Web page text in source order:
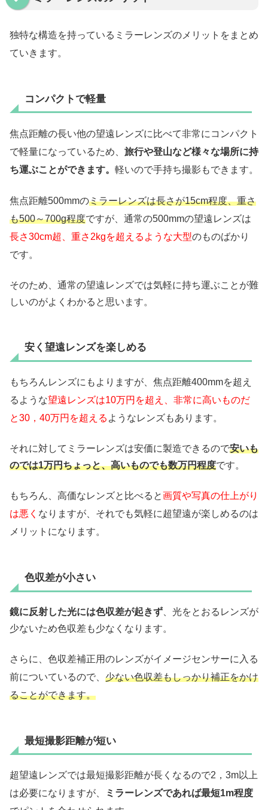
独特な構造を持っているミラーレンズのメリットをまとめ
ていきます。
コンパクトで軽量
焦点距離の長い他の望遠レンズに比べて非常にコンパクト
で軽量になっているため、 旅行や登山など様々な場所に持
ち運ぶことができます。 軽いので手持ち撮影もできます。
焦点距離500mmのミラーレンズは長さが15cm程度、重さ
も500～700g程度ですが、通常の500mmの望遠レンズは
長さ30cm超、重さ2kgを超えるような大型のものばかり
です。
そのため、通常の望遠レンズでは気軽に持ち運ぶことが難
しいのがよくわかると思います。
安く望遠レンズを楽しめる
もちろんレンズにもよりますが、焦点距離400mmを超え
るような望遠レンズは10万円を超え、非常に高いものだ
と30，40万円を超える ようなレンズもあります。
それに対してミラーレンズは安価に製造できるので安いも
のでは1万円ちょっと、高いものでも数万円程度です。
もちろん、高価なレンズと比べると画質や写真の仕上がり
は悪く なりますが、それでも気軽に超望遠が楽しめるのは
メリットになります。
色収差が小さい
鏡に反射した光には色収差が起きず 、光をとおるレンズが
少ないため色収差も少なくなります。
さらに、色収差補正用のレンズがイメージセンサーに入る
前についているので、 少ない色収差もしっかり補正をかけ
ることができます。
最短撮影距離が短い
超望遠レンズでは最短撮影距離が長くなるので2，3m以上
は必要になりますが、
ミラーレンズであれば最短1m程度